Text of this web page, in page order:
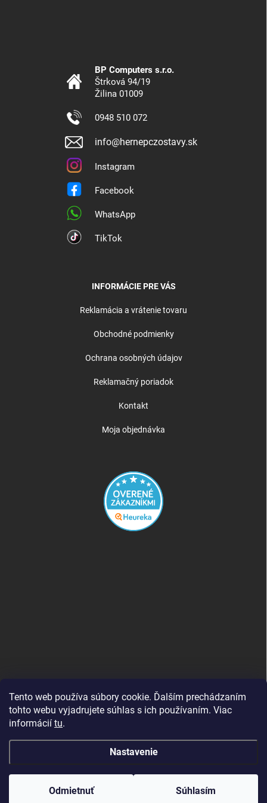
Tento web používa súbory cookie. Ďalším prechádzaním
tohto webu vyjadrujete súhlas s ich používaním. Viac
informácií tu.
Nastavenie
Odmietnuť Súhlasím
BP Computers s.r.o.
Štrková 94/19
Žilina 01009
0948 510 072
info@hernepczostavy.sk
Instagram
Facebook
WhatsApp
TikTok
INFORMÁCIE PRE VÁS
Reklamácia a vrátenie tovaru
Obchodné podmienky
Ochrana osobných údajov
Reklamačný poriadok
Kontakt
Moja objednávka
Good E-shops have logic. SALELOGICS
Copyright 2026 Herné PC Zostavy . Všetky práva vyhradené.